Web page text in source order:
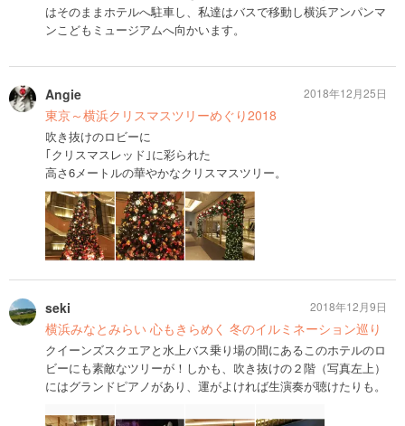
はそのままホテルへ駐車し、私達はバスで移動し横浜アンパンマ
ンこどもミュージアムへ向かいます。
Angie
東京～横浜クリスマスツリーめぐり2018
吹き抜けのロビーに
｢クリスマスレッド｣に彩られた
高さ6メートルの華やかなクリスマスツリー。
2018年12月25日
seki
横浜みなとみらい 心もきらめく 冬のイルミネーション巡り
クイーンズスクエアと水上バス乗り場の間にあるこのホテルのロ
ビーにも素敵なツリーが！しかも、吹き抜けの２階（写真左上）
にはグランドピアノがあり、運がよければ生演奏が聴けたりも。
2018年12月9日